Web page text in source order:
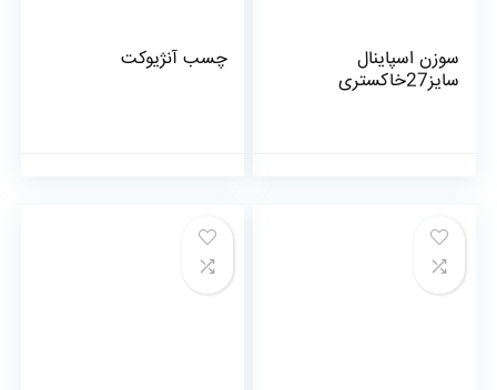
سوزن اسپاینال
سایز27خاکستری
چسب آنژیوکت